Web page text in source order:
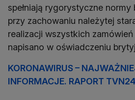
spełniają rygorystyczne normy
przy zachowaniu należytej
realizacji wszystkich
napisano w oświadczeniu
KORONAWIRUS –
INFORMACJE. RAPORT